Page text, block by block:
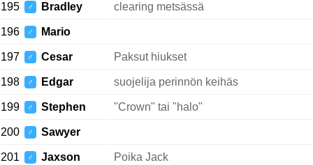
195 ♂ Bradley clearing metsässä
196 ♂ Mario
197 ♂ Cesar Paksut hiukset
198 ♂ Edgar suojelija perinnön keihäs
199 ♂ Stephen "Crown" tai "halo"
200 ♂ Sawyer
201 ♂ Jaxson Poika Jack